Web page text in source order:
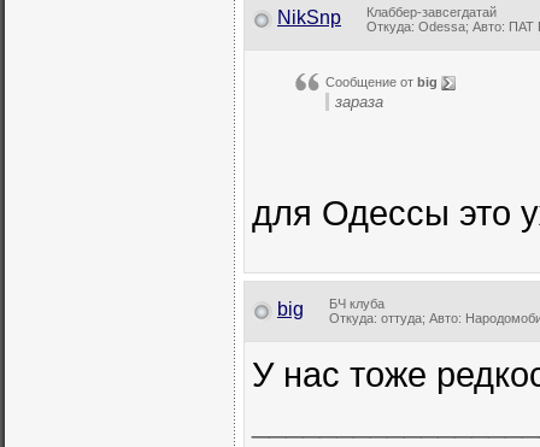
NikSnp
Клаббер-завсегдатай
Откуда: Odessa; Авто: ПАТ
Сообщение от big
зараза
для Одессы это
big
БЧ клуба
Откуда: оттуда; Авто:
У нас тоже